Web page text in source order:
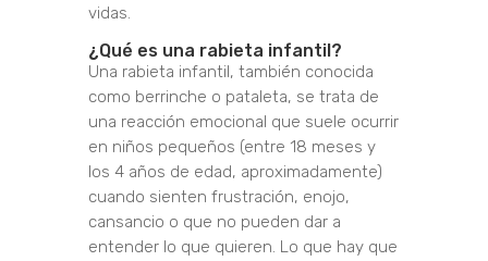
vidas.
¿Qué es una rabieta infantil?
Una rabieta infantil, también conocida
como berrinche o pataleta, se trata de
una reacción emocional que suele ocurrir
en niños pequeños (entre 18 meses y
los 4 años de edad, aproximadamente)
cuando sienten frustración, enojo,
cansancio o que no pueden dar a
entender lo que quieren. Lo que hay que